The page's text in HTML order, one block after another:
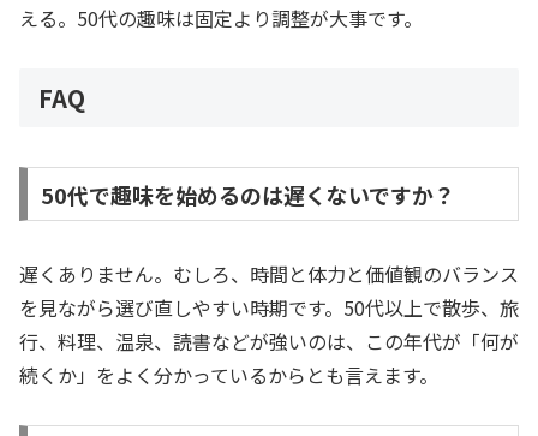
える。50代の趣味は固定より調整が大事です。
FAQ
50代で趣味を始めるのは遅くないですか？
遅くありません。むしろ、時間と体力と価値観のバランス
を見ながら選び直しやすい時期です。50代以上で散歩、旅
行、料理、温泉、読書などが強いのは、この年代が「何が
続くか」をよく分かっているからとも言えます。